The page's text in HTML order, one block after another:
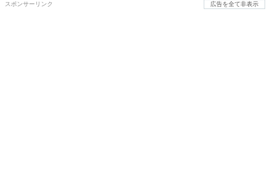
スポンサーリンク 広告を全て非表示